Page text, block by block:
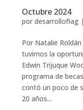
Octubre 2024
por desarrolloflag|
Por Natalie
tuvimos la
Edwin Trijuque
programa de
contó un poco de
20 años...